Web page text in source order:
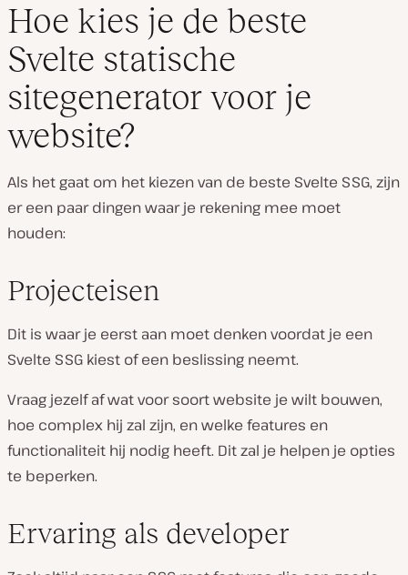
Hoe kies je de beste
Svelte statische
sitegenerator voor je
website?
Als het gaat om het kiezen van de beste Svelte SSG, zijn
er een paar dingen waar je rekening mee moet
houden:
Projecteisen
Dit is waar je eerst aan moet denken voordat je een
Svelte SSG kiest of een beslissing neemt.
Vraag jezelf af wat voor soort website je wilt bouwen,
hoe complex hij zal zijn, en welke features en
functionaliteit hij nodig heeft. Dit zal je helpen je opties
te beperken.
Ervaring als developer